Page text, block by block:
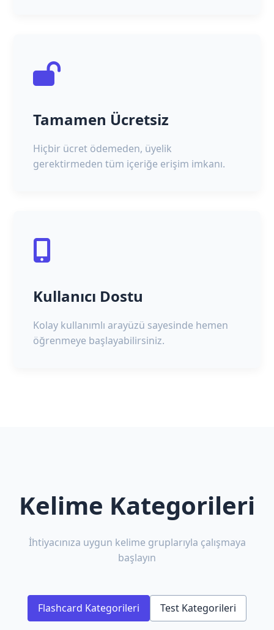
Tamamen Ücretsiz
Hiçbir ücret ödemeden, üyelik
gerektirmeden tüm içeriğe erişim imkanı.
Kullanıcı Dostu
Kolay kullanımlı arayüzü sayesinde hemen
öğrenmeye başlayabilirsiniz.
Kelime Kategorileri
İhtiyacınıza uygun kelime gruplarıyla çalışmaya
başlayın
Flashcard Kategorileri Test Kategorileri